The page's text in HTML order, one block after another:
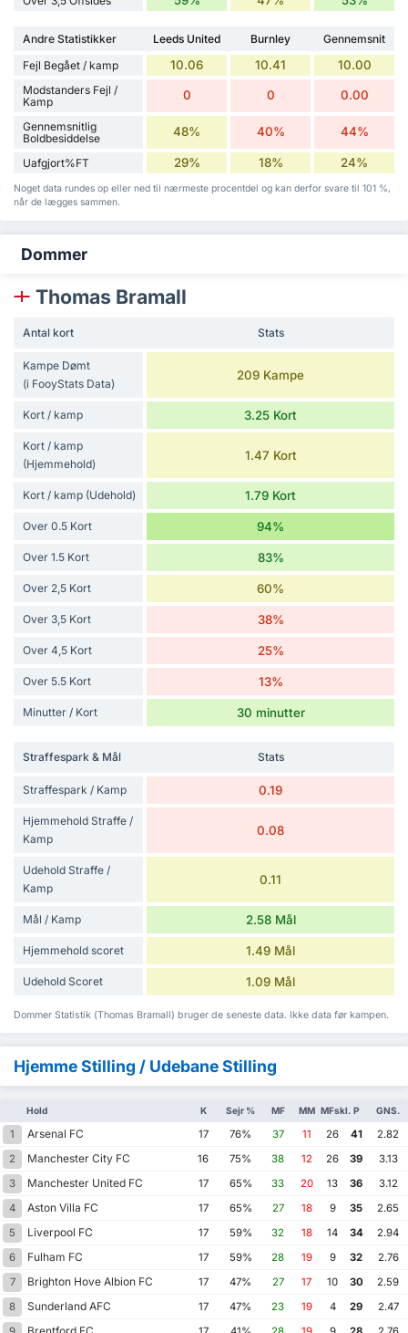
Andre Statistikker Leeds United Burnley
Gennemsnit
Fejl Begået / kamp
10.06 10.41 10.00
Modstanders Fejl /
Kamp
0 0 0.00
Gennemsnitlig
Boldbesiddelse
48% 40% 44%
Uafgjort%FT 29% 18% 24%
Noget data rundes op eller ned til nærmeste procentdel og kan derfor svare til 101 %,
når de lægges sammen.
Dommer
Thomas Bramall
Antal kort Stats
Kampe Dømt
(i FooyStats Data)
209 Kampe
Kort / kamp 3.25 Kort
Kort / kamp
(Hjemmehold)
1.47 Kort
Kort / kamp (Udehold) 1.79 Kort
Over 0.5 Kort 94%
Over 1.5 Kort 83%
Over 2,5 Kort 60%
Over 3,5 Kort 38%
Over 4,5 Kort 25%
Over 5.5 Kort 13%
Minutter / Kort 30 minutter
Straffespark & Mål Stats
Straffespark / Kamp 0.19
Hjemmehold Straffe /
Kamp
0.08
Udehold Straffe /
Kamp
0.11
Mål / Kamp 2.58 Mål
Hjemmehold scoret 1.49 Mål
Udehold Scoret 1.09 Mål
Dommer Statistik (Thomas Bramall) bruger de seneste data. Ikke data før kampen.
Hjemme Stilling / Udebane Stilling
Hold K Sejr % MF MM MFskl. P GNS.
1 Arsenal FC 17 76% 37 11 26 41
2.82
2
Manchester City FC 16 75% 38 12 26 39
3.13
3
Manchester United FC 17 65% 33 20 13 36
3.12
4
Aston Villa FC 17 65% 27 18 9 35
2.65
5
Liverpool FC 17 59% 32 18 14 34
2.94
6
Fulham FC 17 59% 28 19 9 32
2.76
7
Brighton Hove Albion FC 17 47% 27 17 10 30
2.59
8
Sunderland AFC 17 47% 23 19 4 29
2.47